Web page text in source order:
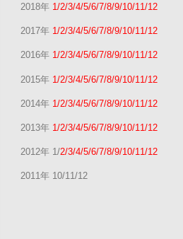
2018年 1/2/3/4/5/6/7/8/9/10/11/12
2017年 1/2/3/4/5/6/7/8/9/10/11/12
2016年 1/2/3/4/5/6/7/8/9/10/11/12
2015年 1/2/3/4/5/6/7/8/9/10/11/12
2014年 1/2/3/4/5/6/7/8/9/10/11/12
2013年 1/2/3/4/5/6/7/8/9/10/11/12
2012年 1/2/3/4/5/6/7/8/9/10/11/12
2011年 10/11/12